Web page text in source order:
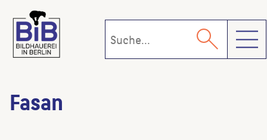
Fasan